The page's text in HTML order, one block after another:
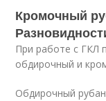
Кромочный
При работе с ГКЛ
обдирочный и
Обдирочный